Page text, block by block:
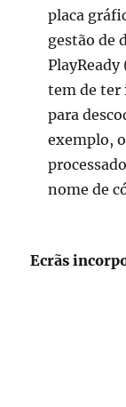
placa
gestão de
tem de ter
para
exemplo,
nome de
Ecrãs